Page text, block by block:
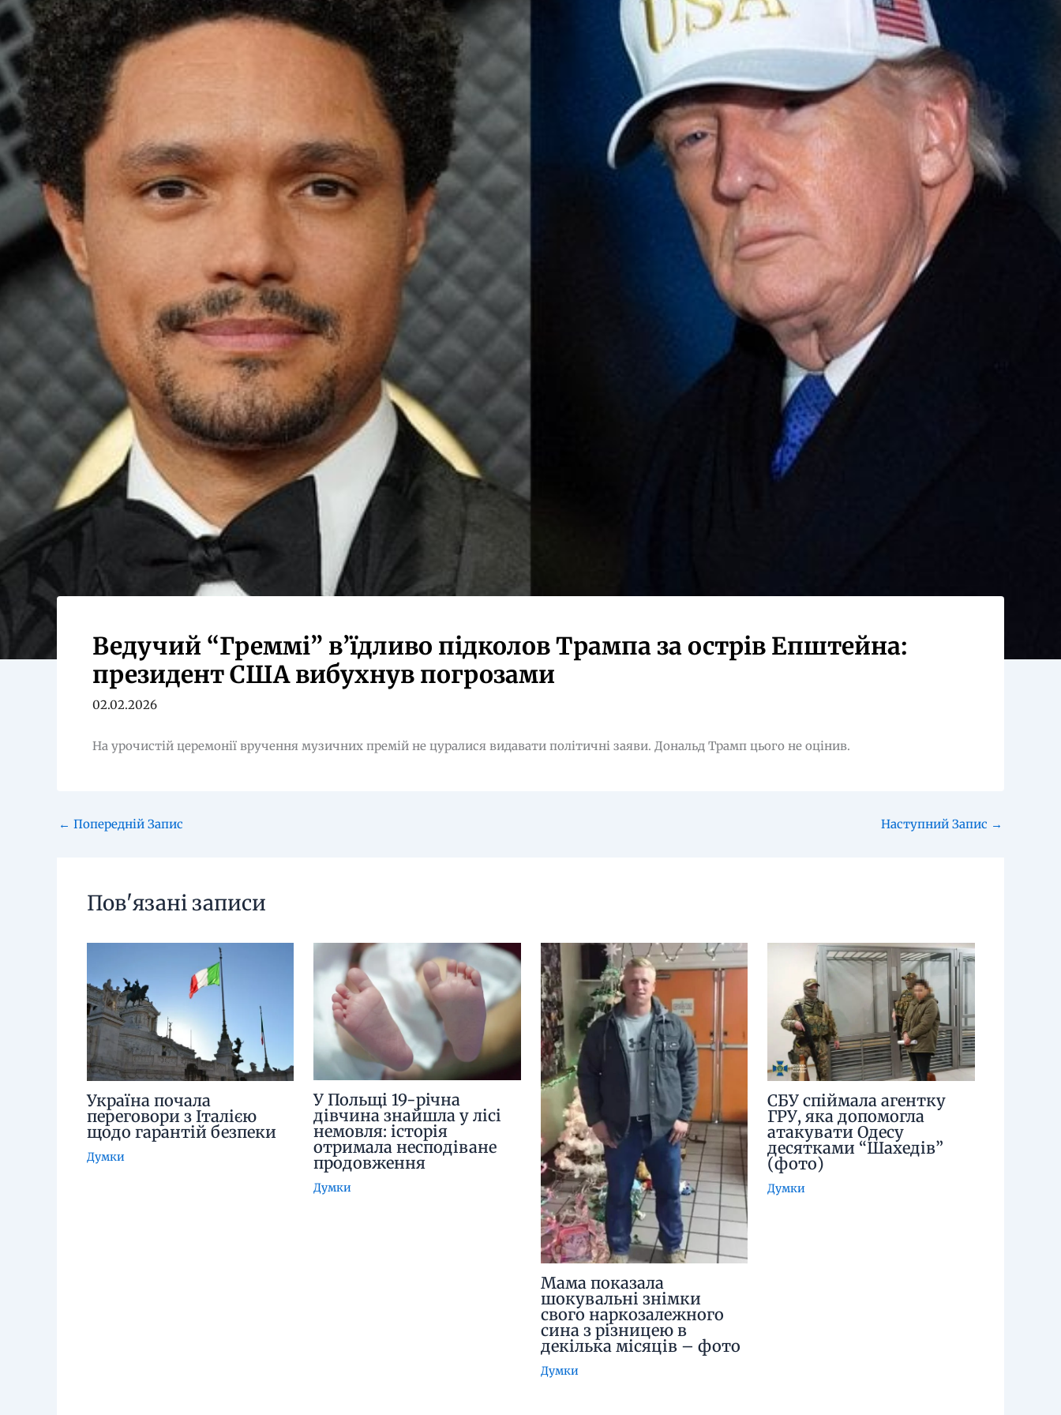
Ведучий “Греммі” в’їдливо підколов Трампа за острів Епштейна:
президент США вибухнув погрозами
02.02.2026
На урочистій церемонії вручення музичних премій не цуралися видавати політичні заяви. Дональд Трамп цього не оцінив.
← Попередній Запис Наступний Запис →
Пов'язані записи
Україна почала
переговори з Італією
щодо гарантій безпеки
Думки
У Польщі 19-річна
дівчина знайшла у лісі
немовля: історія
отримала несподіване
продовження
Думки
Мама показала
шокувальні знімки
свого наркозалежного
сина з різницею в
декілька місяців – фото
Думки
СБУ спіймала агентку
ГРУ, яка допомогла
атакувати Одесу
десятками “Шахедів”
(фото)
Думки